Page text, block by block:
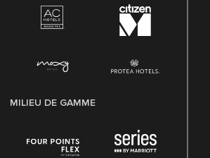
MILIEU DE GAMME